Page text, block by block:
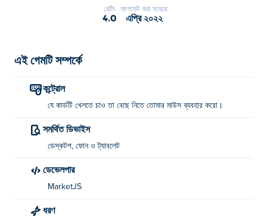
রেটিং
4.0
আপডেট করা হয়েছে
এপ্রি ২০২২
এই গেমটি সম্পর্কে
কন্ট্রোল
যে কার্ডটি খেলতে চাও তা বেছে নিতে তোমার মাউস ব্যবহার করো।
সমর্থিত ডিভাইস
ডেস্কটপ, ফোন ও ট্যাবলেট
ডেভেলপার
MarketJS
ধরণ